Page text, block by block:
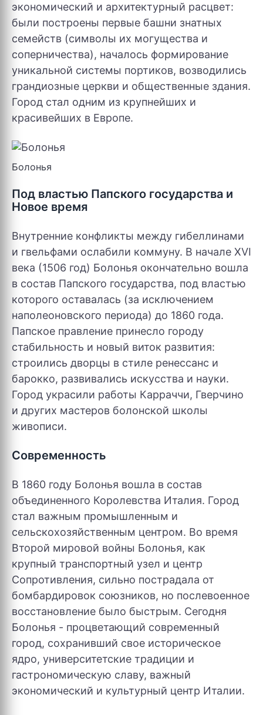
экономический и архитектурный расцвет:
были построены первые башни знатных
семейств (символы их могущества и
соперничества), началось формирование
уникальной системы портиков, возводились
грандиозные церкви и общественные здания.
Город стал одним из крупнейших и
красивейших в Европе.
Болонья
Под властью Папского государства и
Новое время
Внутренние конфликты между гибеллинами
и гвельфами ослабили коммуну. В начале XVI
века (1506 год) Болонья окончательно вошла
в состав Папского государства, под властью
которого оставалась (за исключением
наполеоновского периода) до 1860 года.
Папское правление принесло городу
стабильность и новый виток развития:
строились дворцы в стиле ренессанс и
барокко, развивались искусства и науки.
Город украсили работы Карраччи, Гверчино
и других мастеров болонской школы
живописи.
Современность
В 1860 году Болонья вошла в состав
объединенного Королевства Италия. Город
стал важным промышленным и
сельскохозяйственным центром. Во время
Второй мировой войны Болонья, как
крупный транспортный узел и центр
Сопротивления, сильно пострадала от
бомбардировок союзников, но послевоенное
восстановление было быстрым. Сегодня
Болонья - процветающий современный
город, сохранивший свое историческое
ядро, университетские традиции и
гастрономическую славу, важный
экономический и культурный центр Италии.